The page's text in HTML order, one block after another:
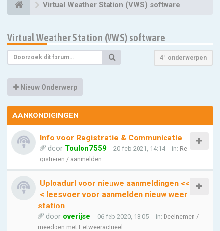
Virtual Weather Station (VWS) software
Virtual Weather Station (VWS) software
41 onderwerpen
Nieuw Onderwerp
AANKONDIGINGEN
Info voor Registratie & Communicatie
door Toulon7559 - 20 feb 2021, 14:14 - in: Re
gistreren / aanmelden
Uploadurl voor nieuwe aanmeldingen <<
< leesvoer voor aanmelden nieuw weer
station
door overijse - 06 feb 2020, 18:05 - in: Deelnemen /
meedoen met Hetweeractueel